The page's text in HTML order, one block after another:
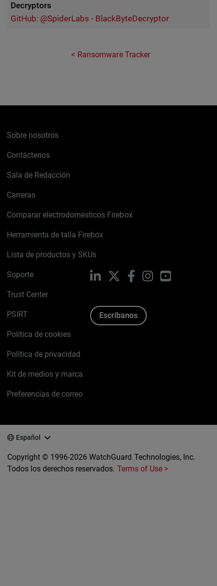
Decryptors
GitHub: @SpiderLabs - BlackByteDecryptor
Ransomware Tracker
Sobre nosotros
Contáctenos
Sala de Redacción
Carreras
Comparar electrodomésticos Firebox
Herramienta de talla Firebox
Lista de productos y SKUs
Soporte
Trust Center
PSIRT
Política de cookies
Política de privacidad
Kit de medios y marca
Preferencias de correo
LinkedIn FacebookInstagramYouTube
Escríbanos
Español
Copyright © 1996-2026 WatchGuard Technologies, Inc.
Todos los derechos reservados. Terms of Use >